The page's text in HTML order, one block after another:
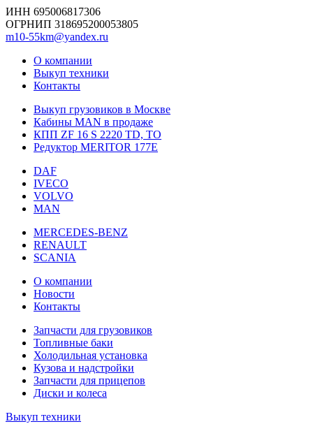
ИНН 695006817306
ОГРНИП 318695200053805
m10-55km@yandex.ru
О компании
Выкуп техники
Контакты
Выкуп грузовиков в Москве
Кабины MAN в продаже
КПП ZF 16 S 2220 TD, TO
Редуктор MERITOR 177Е
DAF
IVECO
VOLVO
MAN
MERCEDES-BENZ
RENAULT
SCANIA
О компании
Новости
Контакты
Запчасти для грузовиков
Топливные баки
Холодильная установка
Кузова и надстройки
Запчасти для прицепов
Диски и колеса
Выкуп техники